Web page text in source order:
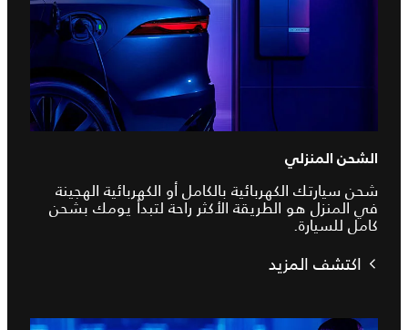
الشحن المنزلي
شحن سيارتك الكهربائية بالكامل أو الكهربائية الهجينة
في المنزل هو الطريقة الأكثر راحة لتبدأ يومك بشحن
كامل للسيارة.
اكتشف المزيد